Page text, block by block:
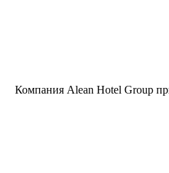
Компания Alean Hotel Group